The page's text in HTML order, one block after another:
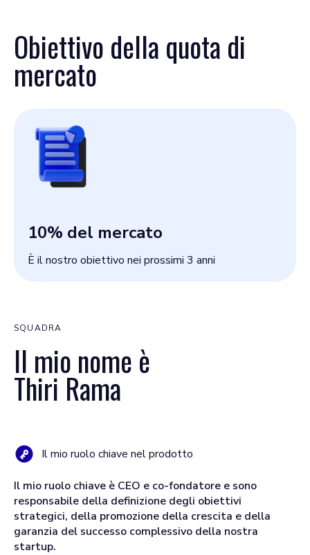
Obiettivo della quota di
mercato
10% del mercato
È il nostro obiettivo nei prossimi 3 anni
SQUADRA
Il mio nome è
Thiri Rama
Il mio ruolo chiave nel prodotto
Il mio ruolo chiave è CEO e co-fondatore e sono
responsabile della definizione degli obiettivi
strategici, della promozione della crescita e della
garanzia del successo complessivo della nostra
startup.